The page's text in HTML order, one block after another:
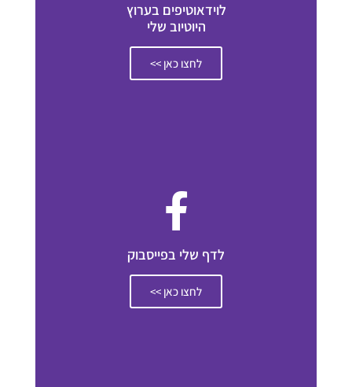
לוידאוטיפים בערוץ
היוטיוב שלי
לחצו כאן >>
לדף שלי בפייסבוק
לחצו כאן >>